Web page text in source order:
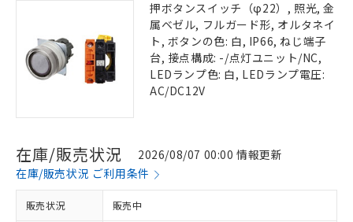
押ボタンスイッチ（φ22）, 照光, 金
属ベゼル, フルガード形, オルタネイ
ト, ボタンの色: 白, IP66, ねじ端子
台, 接点構成: -/点灯ユニット/NC,
LEDランプ色: 白, LEDランプ電圧:
AC/DC12V
在庫/販売状況
2026/08/07 00:00 情報更新
在庫/販売状況 ご利用条件
販売状況 販売中